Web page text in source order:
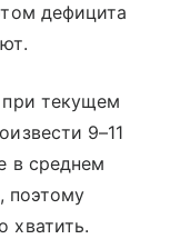
дефицита
при текущем
9–11
в среднем
поэтому
хватить.